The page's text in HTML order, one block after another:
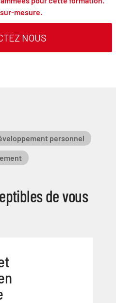
mesure.
NOUS
personnel
de vous